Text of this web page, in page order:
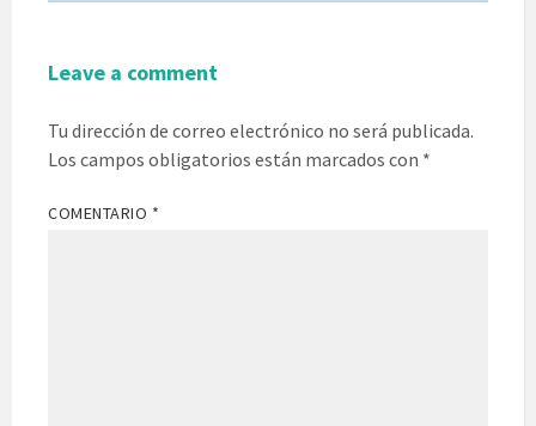
Leave a comment
Tu dirección de correo electrónico no será publicada.
Los campos obligatorios están marcados con *
COMENTARIO *